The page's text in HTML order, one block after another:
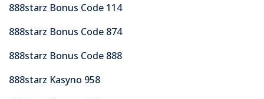
888starz Bonus Code 114
888starz Bonus Code 874
888starz Bonus Code 888
888starz Kasyno 958